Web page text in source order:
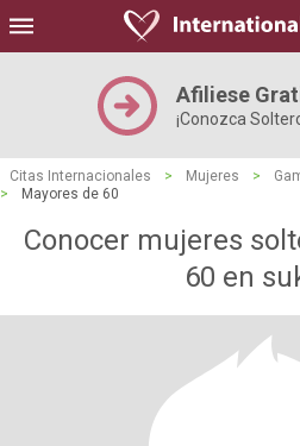
Afiliese
¡Conozca
Citas Internacionales > Mujeres >
>
Mayores de 60
Conocer mujeres
60 en